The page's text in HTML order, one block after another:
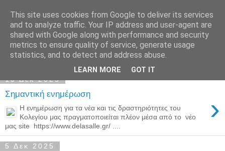
Παιδικός Σταθμός-
Νηπιαγωγείο "ΔΕΛΑΣΑΛ"
10 Δεκ 2025
Σημαντική ενημέρωση ›
Η ενημέρωση για τα νέα και τις δραστηριότητες του
Κολεγίου μας πραγματοποιείται πλέον μέσα από το νέο
μας site https://www.delasalle.gr/ ....
5 Δεκ 2025
This site uses cookies from Google to deliver its services
and to analyze traffic. Your IP address and user-agent are
shared with Google along with performance and security
metrics to ensure quality of service, generate usage
statistics, and to detect and address abuse.
LEARN MORE GOT IT